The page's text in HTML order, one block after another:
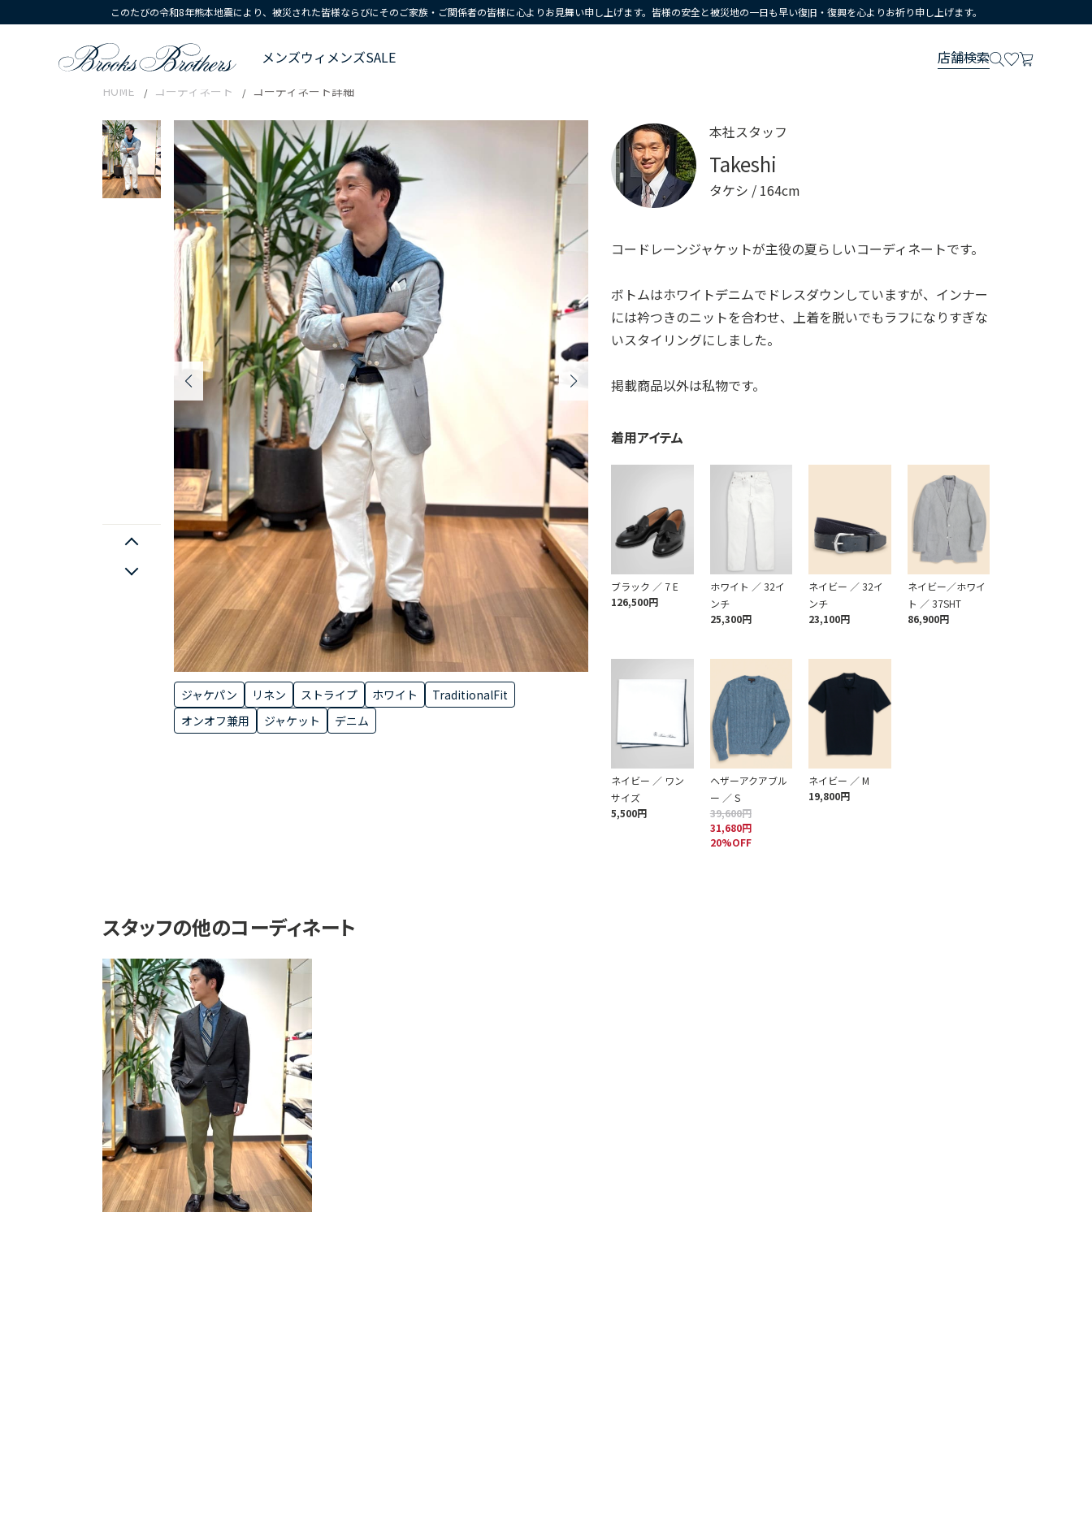
このたびの令和8年熊本地震により、被災された皆様ならびにそのご家族・ご関係者の皆様に心よりお見舞い申し上げます。皆様の安全と被災地の一日も早い復旧・復興を心よりお祈り申し上げます。
メンズウィメンズSALE 店舗検索
HOME コーディネート コーディネート詳細
ジャケパン リネン ストライプ ホワイト
TraditionalFit
オンオフ兼用
ジャケット デニム
本社スタッフ
Takeshi
タケシ / 164cm
コードレーンジャケットが主役の夏らしいコーディネートです。
ボトムはホワイトデニムでドレスダウンしていますが、インナー
には衿つきのニットを合わせ、上着を脱いでもラフになりすぎな
いスタイリングにしました。
掲載商品以外は私物です。
着用アイテム
ブラック ／ 7 E
126,500円
ホワイト ／ 32イ
ンチ
25,300円
ネイビー ／ 32イ
ンチ
23,100円
ネイビー／ホワイ
ト ／ 37SHT
86,900円
ネイビー ／ ワン
サイズ
5,500円
ヘザーアクアブル
ー ／ S
39,600円
31,680円
20%OFF
ネイビー ／ M
19,800円
スタッフの他のコーディネート